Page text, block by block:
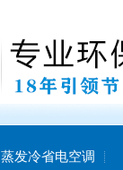
蒸发冷省电空调